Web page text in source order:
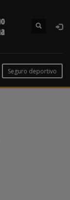
Seguro deportivo